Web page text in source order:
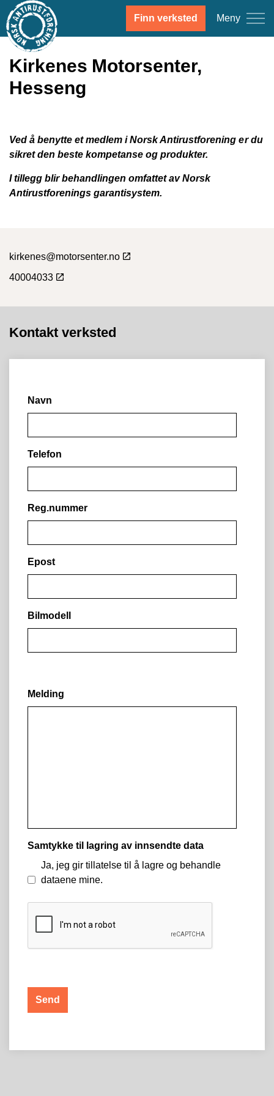
Finn verksted Meny
Kirkenes Motorsenter,
Hesseng
Ved å benytte et medlem i Norsk Antirustforening er du
sikret den beste kompetanse og produkter.
I tillegg blir behandlingen omfattet av Norsk
Antirustforenings garantisystem.
kirkenes@motorsenter.no
40004033
Kontakt verksted
Navn
Telefon
Reg.nummer
Epost
Bilmodell
Melding
Samtykke til lagring av innsendte data
Ja, jeg gir tillatelse til å lagre og behandle
dataene mine.